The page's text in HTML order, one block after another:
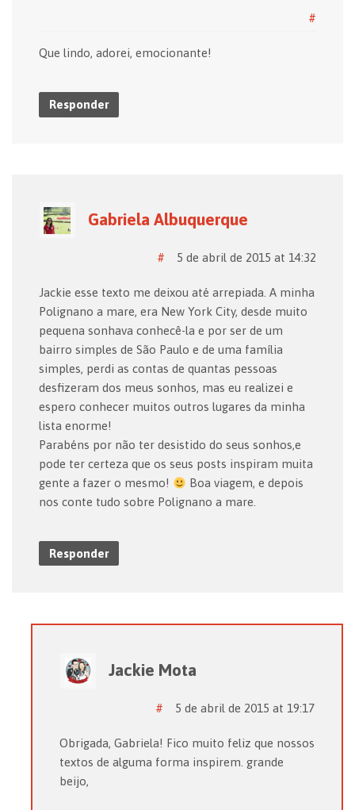
#
Que lindo, adorei, emocionante!
Responder
Gabriela Albuquerque
5 de abril de 2015 at 14:32
#
Jackie esse texto me deixou até arrepiada. A minha
Polignano a mare, era New York City, desde muito
pequena sonhava conhecê-la e por ser de um
bairro simples de São Paulo e de uma família
simples, perdi as contas de quantas pessoas
desfizeram dos meus sonhos, mas eu realizei e
espero conhecer muitos outros lugares da minha
lista enorme!
Parabéns por não ter desistido do seus sonhos,e
pode ter certeza que os seus posts inspiram muita
gente a fazer o mesmo!
Boa viagem, e depois
nos conte tudo sobre Polignano a mare.
Responder
Jackie Mota
5 de abril de 2015 at 19:17
#
Obrigada, Gabriela! Fico muito feliz que nossos
textos de alguma forma inspirem. grande
beijo,